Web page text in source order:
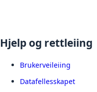
Hjelp og rettleiing
Brukerveileiing
Datafellesskapet